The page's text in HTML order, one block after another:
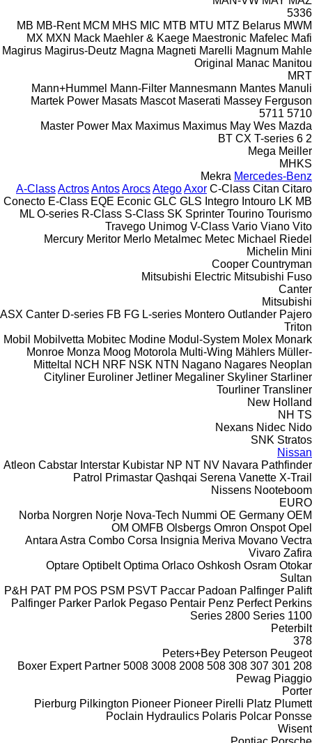
5336
MB MB-Rent MCM MHS MIC MTB MTU MTZ Belarus MWM
MX MXN Mack Maehler & Kaege Maestronic Mafelec Mafi
Magirus Magirus-Deutz Magna Magneti Marelli Magnum Mahle
Original
Manac Manitou
MRT
Mann+Hummel Mann-Filter Mannesmann Mantes Manuli
Martek Power Masats Mascot Maserati Massey Ferguson
5710
5711
Master Power Max Maximus Maximus May Wes Mazda
2
6
BT CX T-series
Mega Meiller
MHKS
Mekra Mercedes-Benz
A-ClassActrosAntosArocsAtegoAxor C-Class Citan Citaro
Conecto E-Class EQE Econic GLC GLS Integro Intouro LK MB
ML O-series R-Class S-Class SK Sprinter Tourino Tourismo
Travego Unimog V-Class Vario Viano Vito
Mercury Meritor Merlo Metalmec Metec Michael Riedel
Michelin Mini
Cooper Countryman
Mitsubishi Electric Mitsubishi Fuso
Canter
Mitsubishi
ASX Canter D-series FB FG L-series Montero Outlander Pajero
Triton
Mobil
Mobilvetta Mobitec Modine Modul-System Molex Monark
Monroe Monza Moog Motorola Multi-Wing Mählers Müller-
Mitteltal
NCH NRF NSK NTN Nagano Nagares Neoplan
Cityliner Euroliner Jetliner Megaliner Skyliner Starliner
Tourliner Transliner
New Holland
NH TS
Nexans Nidec Nido
SNK Stratos
Nissan
Atleon Cabstar Interstar Kubistar NP NT NV Navara Pathfinder
Patrol Primastar Qashqai Serena Vanette X-Trail
Nissens Nooteboom
EURO
Norba Norgren Norje Nova-Tech Nummi OE Germany OEM
OM OMFB Olsbergs Omron Onspot Opel
Antara Astra Combo Corsa Insignia Meriva Movano Vectra
Vivaro Zafira
Optare Optibelt Optima Orlaco Oshkosh Osram Otokar
Sultan
P&H PAT PM POS PSM PSVT Paccar Padoan Palfinger Palift
Palfinger Parker Parlok Pegaso Pentair Penz Perfect Perkins
1100 Series
2800 Series
Peterbilt
378
Peters+Bey Peterson Peugeot
208
301
307
308
508
2008
3008
5008
Boxer Expert Partner
Pewag Piaggio
Porter
Pierburg Pilkington Pioneer Pioneer Pirelli Platz Plumett
Poclain Hydraulics Polaris Polcar Ponsse
Wisent